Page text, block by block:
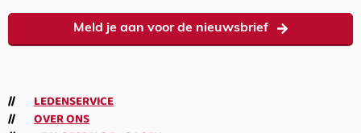
Meld je aan voor de nieuwsbrief
LEDENSERVICE
OVER ONS